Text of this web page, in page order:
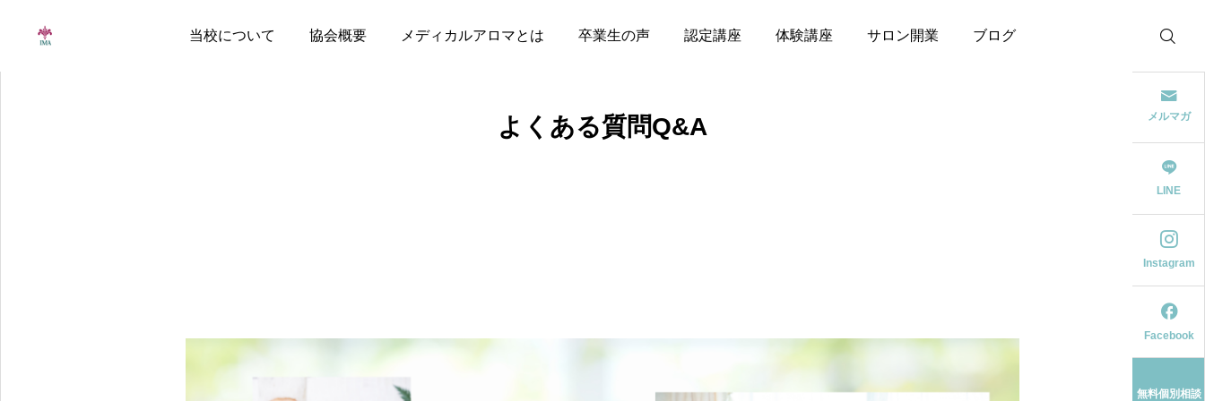
当校について 協会概要 メディカルアロマとは 卒業生の声 認定講座 体験講座 サロン開業 ブログ
メルマガ
LINE
Instagram
Facebook
無料個別相談
よくある質問Q&A